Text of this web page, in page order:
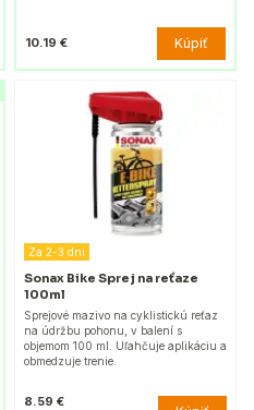
10.19 € Kúpiť
Za 2-3 dni
Sonax Bike Sprej na reťaze
100ml
Sprejové mazivo na cyklistickú reťaz
na údržbu pohonu, v balení s
objemom 100 ml. Uľahčuje aplikáciu a
obmedzuje trenie.
8.59 €